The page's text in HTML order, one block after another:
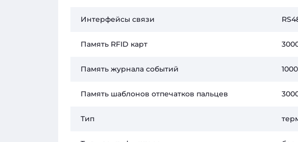
Интерфейсы связи
Память RFID карт
Память журнала событий
Память шаблонов отпечатков пальцев
Тип